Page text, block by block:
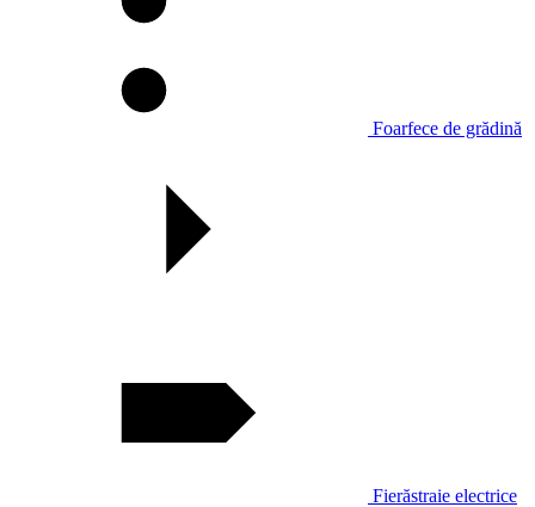
Foarfece de grădină
Fierăstraie electrice